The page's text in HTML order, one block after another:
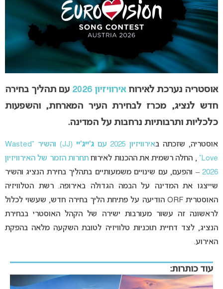
אוסטריה נערכת לאירוחאירוויזיון 2026
עם תהליך בחירה
חדש לנציג, מכרז לבחירת העיר המארחת, והשפעות
כלכליות ותרבותיות נרחבות על המדינה.
אוסטריה, שזכתה באירוויזיון 2025 עם ג’ייג’יי (JJ) והשיר “
Wasted
Love
“, החלה רשמית את ההכנות לאירוחתחרות הזמר של האירוויזיון
2026 – והפעם, עם שינויים משמעותיים בתהליך בחירת הנציג והשיר
שייצגו את המדינה על הבמה הגדולה באירופה. רשת הטלוויזיה
האוסטרית ORF הודיעה על פתיחת הליך בחירה חדש, שעשוי לכלול
לראשונה זה עשור מעורבות ישירה של הקהל האוסטרי בבחירת
הנציג, לצד דחיית תוכניות טלוויזיה לטובת השקעה מלאה בהפקת
האירוע.
עוד כותרות: